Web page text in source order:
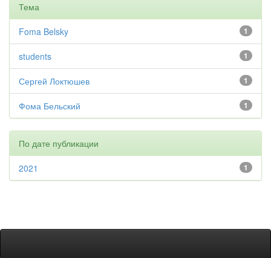
Тема
1
Foma Belsky
1
students
1
Сергей Локтюшев
1
Фома Бельский
По дате публикации
1
2021